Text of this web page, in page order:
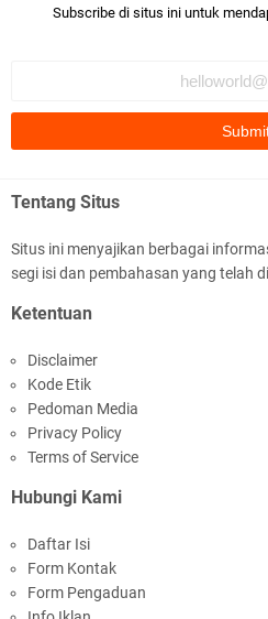
Ditlantas Polda NTB
Pelajar SMPN 1 Gerung
Gelar Apel Pembukaan
Subscribe di situs ini untuk
Tentang Situs
Situs ini menyajikan berbagai
segi isi dan pembahasan yang telah
Ketentuan
Disclaimer
Kode Etik
Pedoman Media
Privacy Policy
Terms of Service
Hubungi Kami
Daftar Isi
Form Kontak
Form Pengaduan